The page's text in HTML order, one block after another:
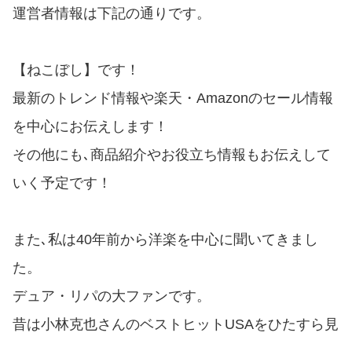
運営者情報は下記の通りです。
【ねこぼし】です！
最新のトレンド情報や楽天・Amazonのセール情報
を中心にお伝えします！
その他にも､商品紹介やお役立ち情報もお伝えして
いく予定です！
また､私は40年前から洋楽を中心に聞いてきまし
た。
デュア・リパの大ファンです。
昔は小林克也さんのベストヒットUSAをひたすら見